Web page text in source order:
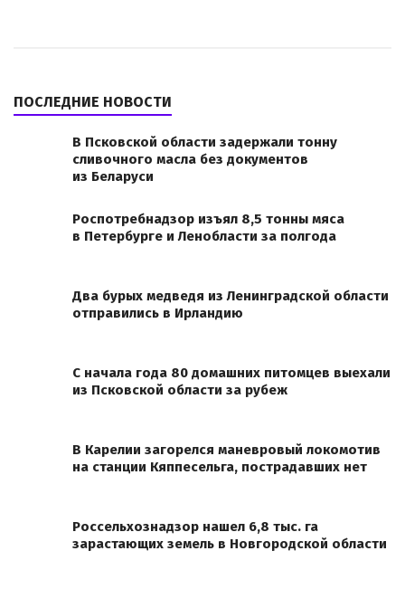
ПОСЛЕДНИЕ НОВОСТИ
В Псковской области задержали тонну
сливочного масла без документов
из Беларуси
Роспотребнадзор изъял 8,5 тонны мяса
в Петербурге и Ленобласти за полгода
Два бурых медведя из Ленинградской области
отправились в Ирландию
С начала года 80 домашних питомцев выехали
из Псковской области за рубеж
В Карелии загорелся маневровый локомотив
на станции Кяппесельга, пострадавших нет
Россельхознадзор нашел 6,8 тыс. га
зарастающих земель в Новгородской области